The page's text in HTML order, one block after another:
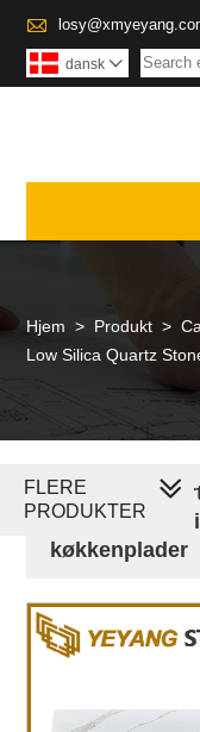

dansk 
Hjem > Produkt >
Low Silica Quartz
Lav silica
udviklet
køkkenplader
FLERE
PRODUKTER